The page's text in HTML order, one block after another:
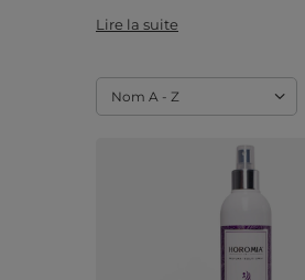
Lire la suite
Modifier le tri
Nom A - Z